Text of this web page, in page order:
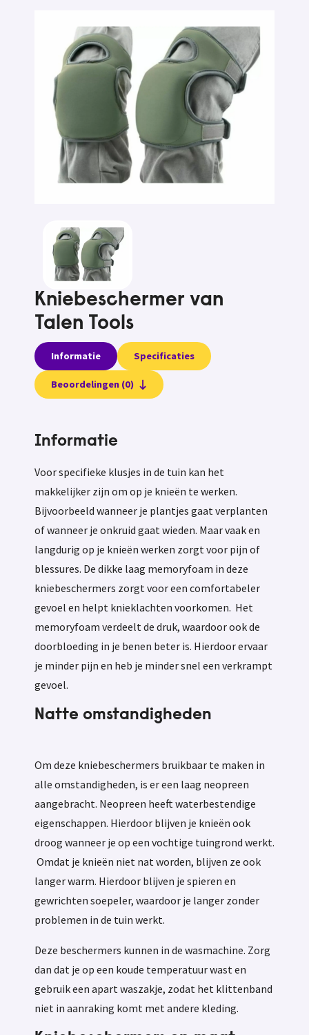
Kniebeschermer van
Talen Tools
Informatie Specificaties
Beoordelingen (0)
Informatie
Voor specifieke klusjes in de tuin kan het
makkelijker zijn om op je knieën te werken.
Bijvoorbeeld wanneer je plantjes gaat verplanten
of wanneer je onkruid gaat wieden. Maar vaak en
langdurig op je knieën werken zorgt voor pijn of
blessures. De dikke laag memoryfoam in deze
kniebeschermers zorgt voor een comfortabeler
gevoel en helpt knieklachten voorkomen. Het
memoryfoam verdeelt de druk, waardoor ook de
doorbloeding in je benen beter is. Hierdoor ervaar
je minder pijn en heb je minder snel een verkrampt
gevoel.
Natte omstandigheden
Om deze kniebeschermers bruikbaar te maken in
alle omstandigheden, is er een laag neopreen
aangebracht. Neopreen heeft waterbestendige
eigenschappen. Hierdoor blijven je knieën ook
droog wanneer je op een vochtige tuingrond werkt.
Omdat je knieën niet nat worden, blijven ze ook
langer warm. Hierdoor blijven je spieren en
gewrichten soepeler, waardoor je langer zonder
problemen in de tuin werkt.
Deze beschermers kunnen in de wasmachine. Zorg
dan dat je op een koude temperatuur wast en
gebruik een apart waszakje, zodat het klittenband
niet in aanraking komt met andere kleding.